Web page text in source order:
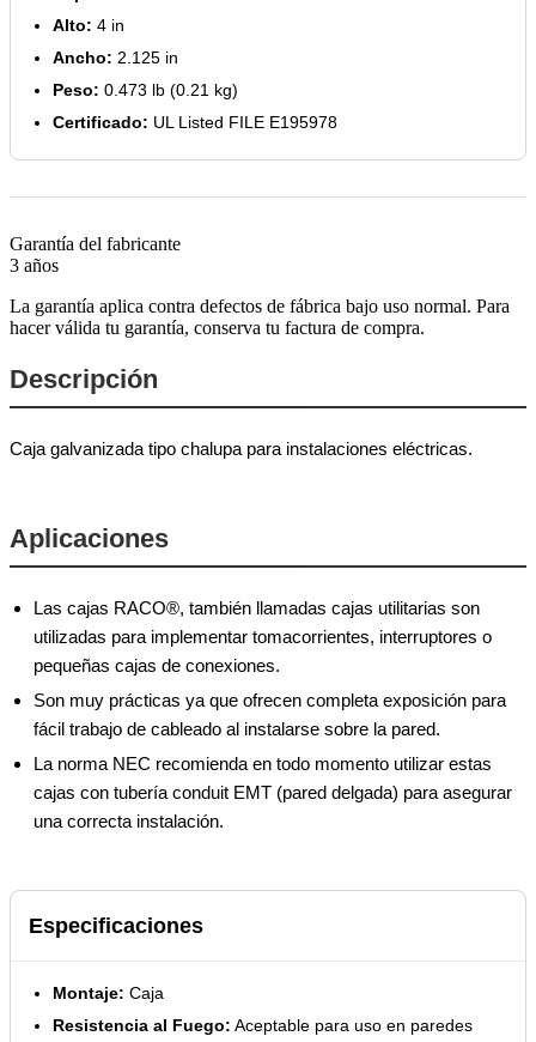
Alto: 4 in
Ancho: 2.125 in
Peso: 0.473 lb (0.21 kg)
Certificado: UL Listed FILE E195978
Garantía del fabricante
3 años
La garantía aplica contra defectos de fábrica bajo uso normal. Para
hacer válida tu garantía, conserva tu factura de compra.
Descripción
Caja galvanizada tipo chalupa para instalaciones eléctricas.
Aplicaciones
Las cajas RACO®, también llamadas cajas utilitarias son
utilizadas para implementar tomacorrientes, interruptores o
pequeñas cajas de conexiones.
Son muy prácticas ya que ofrecen completa exposición para
fácil trabajo de cableado al instalarse sobre la pared.
La norma NEC recomienda en todo momento utilizar estas
cajas con tubería conduit EMT (pared delgada) para asegurar
una correcta instalación.
Especificaciones
Montaje: Caja
Resistencia al Fuego: Aceptable para uso en paredes